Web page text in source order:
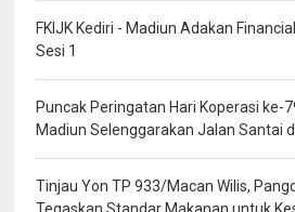
FKIJK Kediri - Madiun Adakan
Sesi 1
Puncak Peringatan Hari Koperasi ke-
Madiun Selenggarakan Jalan Santai
Tinjau Yon TP 933/Macan Wilis,
Tegaskan Standar Makanan untuk